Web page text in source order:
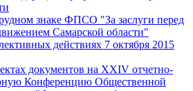
знаке ФПСО "За заслуги перед
Самарской области"
действиях 7 октября 2015
документов на XXIV отчетно-
Конференцию Общественной